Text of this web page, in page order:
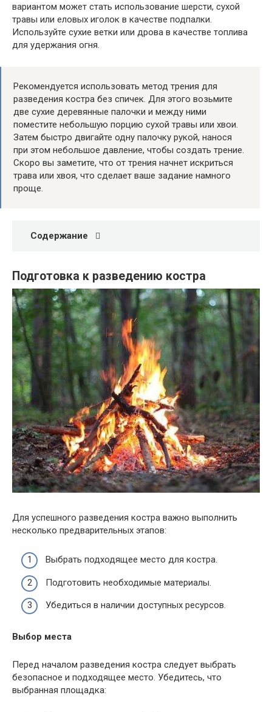
вариантом может стать использование шерсти, сухой
травы или еловых иголок в качестве подпалки.
Используйте сухие ветки или дрова в качестве топлива
для удержания огня.
Рекомендуется использовать метод трения для
разведения костра без спичек. Для этого возьмите
две сухие деревянные палочки и между ними
поместите небольшую порцию сухой травы или хвои.
Затем быстро двигайте одну палочку рукой, нанося
при этом небольшое давление, чтобы создать трение.
Скоро вы заметите, что от трения начнет искриться
трава или хвоя, что сделает ваше задание намного
проще.
Содержание
Подготовка к разведению костра
Для успешного разведения костра важно выполнить
несколько предварительных этапов:
Выбрать подходящее место для костра.
Подготовить необходимые материалы.
Убедиться в наличии доступных ресурсов.
Выбор места
Перед началом разведения костра следует выбрать
безопасное и подходящее место. Убедитесь, что
выбранная площадка: